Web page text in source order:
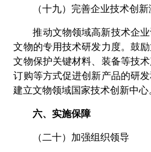
（十九）完善企业技术创
推动文物领域高新技术企
文物的专用技术研发力度。鼓
文物保护关键材料、装备等技术
订购等方式促进创新产品的研
建立文物领域国家技术创新中心。
六、实施保障
（二十）加强组织领导